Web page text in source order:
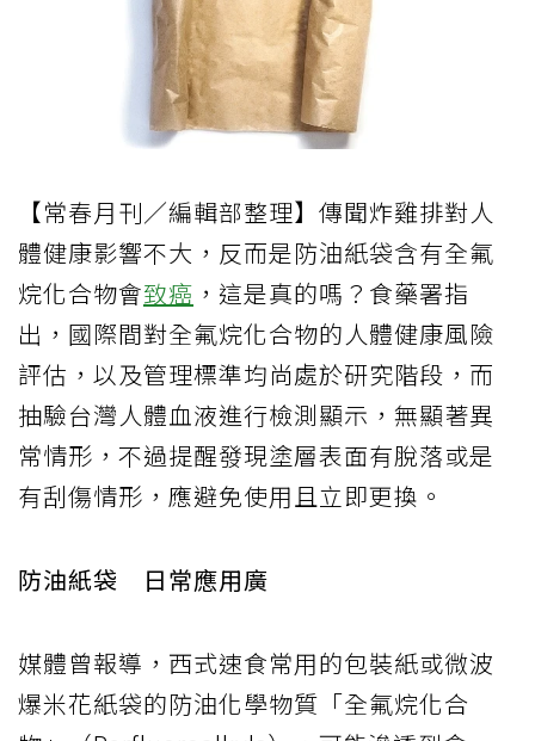
【常春月刊／編輯部整理】傳聞炸雞排對人
體健康影響不大，反而是防油紙袋含有全氟
烷化合物會致癌 ，這是真的嗎？食藥署指
出，國際間對全氟烷化合物的人體健康風險
評估，以及管理標準均尚處於研究階段，而
抽驗台灣人體血液進行檢測顯示，無顯著異
常情形，不過提醒發現塗層表面有脫落或是
有刮傷情形，應避免使用且立即更換。
防油紙袋 日常應用廣
媒體曾報導，西式速食常用的包裝紙或微波
爆米花紙袋的防油化學物質「全氟烷化合